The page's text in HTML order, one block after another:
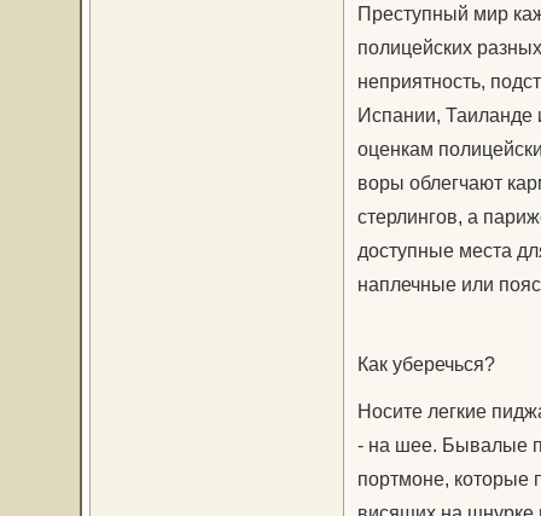
Преступный мир
полицейских
неприятность,
Испании, Таиланде
оценкам
воры облегчают
стерлингов, а
доступные места
наплечные или
Как уберечься?
Носите легкие
- на шее. Бывалые
портмоне, которые